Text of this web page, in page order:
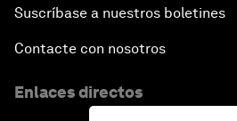
Suscríbase a nuestros boletines
Contacte con nosotros
Enlaces directos